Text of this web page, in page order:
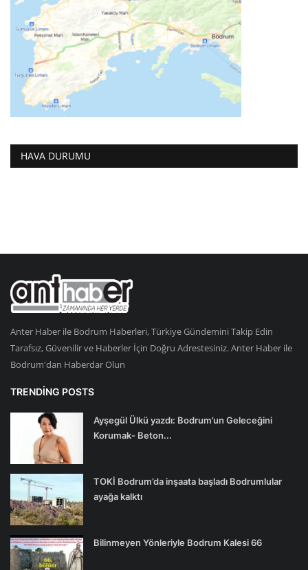
HAVA DURUMU
Anter Haber ile Bodrum Haberleri, Türkiye Gündemini Takip Edin
Tarafsız, Güvenilir ve Haberler İçin Doğru Adrestesiniz. Anter Haber ile
Bodrum'dan Haberdar Olun
TRENDING POSTS
Ayşegül Ülkü yazdı: Bodrum’un Geleceğini
Korumak- Beton...
TOKİ Bodrum’da inşaata başladı Bodrumlular
ayağa kalktı
Bilinmeyen Yönleriyle Bodrum Kalesi 66